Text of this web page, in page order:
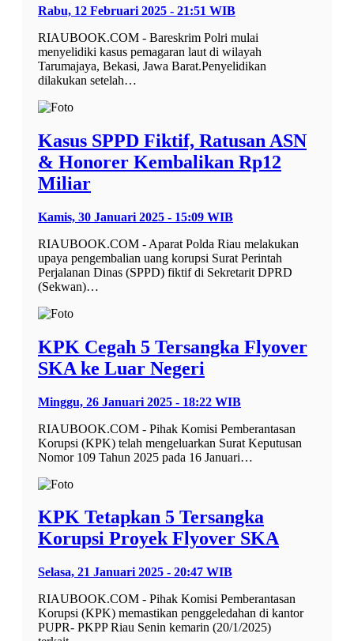
Rabu, 12 Februari 2025 - 21:51 WIB
RIAUBOOK.COM - Bareskrim Polri mulai
menyelidiki kasus pemagaran laut di wilayah
Tarumajaya, Bekasi, Jawa Barat.Penyelidikan
dilakukan setelah…
Kasus SPPD Fiktif, Ratusan ASN
& Honorer Kembalikan Rp12
Miliar
Kamis, 30 Januari 2025 - 15:09 WIB
RIAUBOOK.COM - Aparat Polda Riau melakukan
upaya pengembalian uang korupsi Surat Perintah
Perjalanan Dinas (SPPD) fiktif di Sekretarit DPRD
(Sekwan)…
KPK Cegah 5 Tersangka Flyover
SKA ke Luar Negeri
Minggu, 26 Januari 2025 - 18:22 WIB
RIAUBOOK.COM - Pihak Komisi Pemberantasan
Korupsi (KPK) telah mengeluarkan Surat Keputusan
Nomor 109 Tahun 2025 pada 16 Januari…
KPK Tetapkan 5 Tersangka
Korupsi Proyek Flyover SKA
Selasa, 21 Januari 2025 - 20:47 WIB
RIAUBOOK.COM - Pihak Komisi Pemberantasan
Korupsi (KPK) memastikan penggeledahan di kantor
PUPR- PKPP Riau Senin kemarin (20/1/2025)